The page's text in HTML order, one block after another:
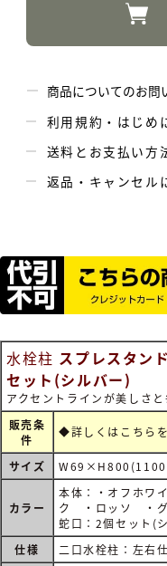
商品についてのお問
利用規約・はじめ
送料とお支払い方
返品・キャンセル
水栓柱 スプレスタン
セット(シルバー)
アクセントラインが美しさ
販売条
件
◆詳しくは こちら
サイズ
カラー
本体：・オフホワ
ク ・ロッソ ・グ
蛇口：2個セット(
仕様
二口水栓柱：左右